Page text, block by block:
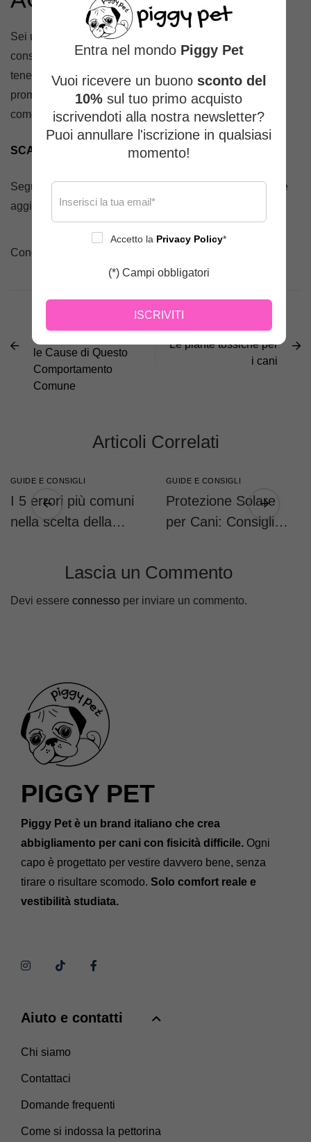
Sei un PET ADDICTED?
consente di digitalizzare il libretto sanitario dei tuoi cani,
tenere traccia delle loro cartelle cliniche, attivare
promemoria per le visite o la toelettatura, leggere articoli
come quello appena letto e tanto altro!
SCARICA L’APP PPET ADDICTED
Seguici su
per essere sempre
aggiornato sulle novità!
Condividere:
PRECEDENTE
le Cause di Questo
Comportamento
Comune
ACCANTO
Le piante tossiche per
i cani
Articoli Correlati
GUIDE E CONSIGLI
I 5 errori più comuni
nella scelta della
(e come evitarli)
GUIDE E CONSIGLI
Protezione Solare
per Cani: Consigli
Lascia un Commento
Devi essere connesso per inviare un commento.
PIGGY PET
Piggy Pet è un brand italiano che crea
abbigliamento per cani con fisicità difficile. Ogni
capo è progettato per vestire davvero bene, senza
tirare o risultare scomodo. Solo comfort reale e
vestibilità studiata.
Aiuto e contatti
Chi siamo
Contattaci
Domande frequenti
Come si indossa la pettorina
Entra nel mondo Piggy Pet
Vuoi ricevere un buono sconto del
10% sul tuo primo acquisto
iscrivendoti alla nostra newsletter?
Puoi annullare l'iscrizione in qualsiasi
momento!
Accetto la Privacy Policy*
(*) Campi obbligatori
ISCRIVITI